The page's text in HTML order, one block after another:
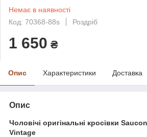
Немає в наявності
Код: 70368-88s
Роздріб
1 650 ₴
Опис Характеристики Доставка
Опис
Чоловічі оригінальні кросівки
Vintage